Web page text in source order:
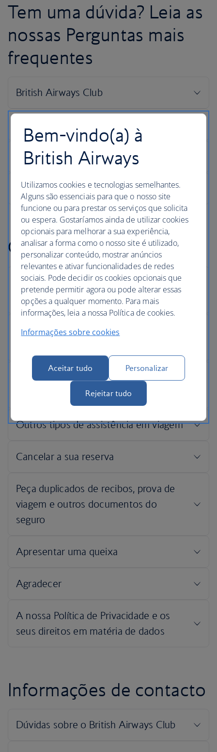
Tem uma dúvida? Leia as
nossas Perguntas mais
frequentes
Obtenha ajuda
Informações de contacto
Bem-vindo(a) à
British Airways
Utilizamos cookies e tecnologias semelhantes.
Alguns são essenciais para que o nosso site
funcione ou para prestar os serviços que solicita
ou espera. Gostaríamos ainda de utilizar cookies
opcionais para melhorar a sua experiência,
analisar a forma como o nosso site é utilizado,
personalizar conteúdo, mostrar anúncios
relevantes e ativar funcionalidades de redes
sociais. Pode decidir os cookies opcionais que
pretende permitir agora ou pode alterar essas
opções a qualquer momento. Para mais
informações, leia a nossa Política de cookies.
Informações sobre cookies
Aceitar tudo Personalizar
Rejeitar tudo